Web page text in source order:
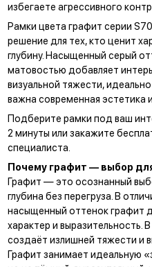
избегаете агрессивного
Рамки цвета графит серии
решение для тех, кто ценит
глубину. Насыщенный серый
матовостью добавляет
визуальной тяжести,
важна современная эстетика
Подберите рамки под ваш
2 минуты или закажите
специалиста.
Почему графит — выбор
Графит — это осознанный
глубина без перегруза. В
насыщенный оттенок графит
характер и выразительность.
создаёт излишней тяжести и
Графит занимает идеальную